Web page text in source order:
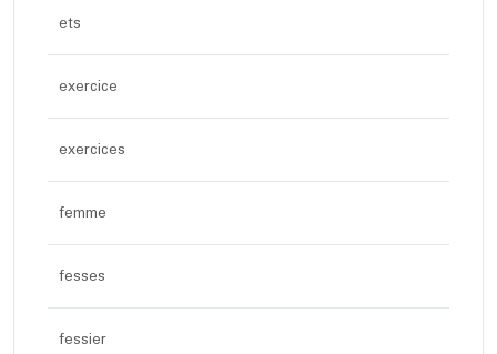
ets
exercice
exercices
femme
fesses
fessier